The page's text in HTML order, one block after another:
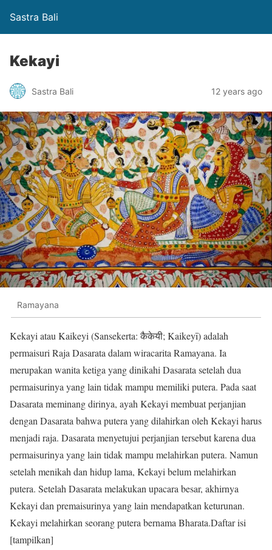
Sastra Bali
Kekayi
Sastra Bali 12 years ago
Ramayana
Kekayi atau Kaikeyi (Sansekerta: कैकेयी; Kaikeyī) adalah
permaisuri Raja Dasarata dalam wiracarita Ramayana. Ia
merupakan wanita ketiga yang dinikahi Dasarata setelah dua
permaisurinya yang lain tidak mampu memiliki putera. Pada saat
Dasarata meminang dirinya, ayah Kekayi membuat perjanjian
dengan Dasarata bahwa putera yang dilahirkan oleh Kekayi harus
menjadi raja. Dasarata menyetujui perjanjian tersebut karena dua
permaisurinya yang lain tidak mampu melahirkan putera. Namun
setelah menikah dan hidup lama, Kekayi belum melahirkan
putera. Setelah Dasarata melakukan upacara besar, akhirnya
Kekayi dan premaisurinya yang lain mendapatkan keturunan.
Kekayi melahirkan seorang putera bernama Bharata.Daftar isi
[tampilkan]